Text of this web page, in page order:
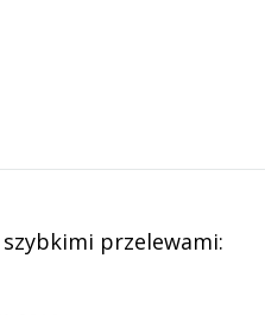
przelewami: